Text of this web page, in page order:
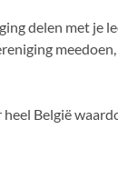
delen met
België